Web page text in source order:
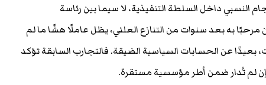
النسبي داخل السلطة التنفيذية، لا سيما بين رئاسة
مرحبًا به بعد سنوات من التنازع العلني، يظل عاملًا هشًا ما لم
عن الحسابات السياسية الضيقة. فالتجارب السابقة تؤكد
إن لم تُدار ضمن أطر مؤسسية مستقرة.